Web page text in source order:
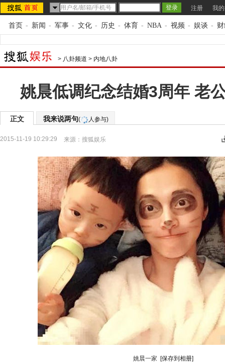
注册 我
首页 - 新闻 - 军事 - 文化 - 历史 - 体育 - NBA - 视频 - 娱谈 -
> 八卦频道 > 内地八卦
姚晨低调纪念结婚3周年 老
正文 我来说两句( 人参与)
2015-11-19 10:29:29 来源： 搜狐娱乐
姚晨一家 [保存到相册]